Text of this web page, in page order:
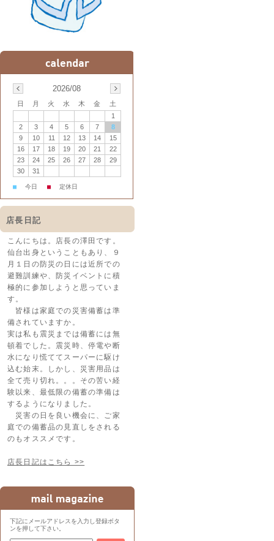
2026/08
日 月 火 水 木 金
土
1
2
3 4 5 6 7
8
9
10 11 12 13 14
15
16
17 18 19 20 21
22
23
24 25 26 27 28
29
30
31
■ 今日 ■ 定休日
店長日記
こんにちは。店長の澤田です。
仙台出身ということもあり、９
月１日の防災の日には近所での
避難訓練や、防災イベントに積
極的に参加しようと思っていま
す。
皆様は家庭での災害備蓄は準
備されていますか。
実は私も震災までは備蓄には無
頓着でした。震災時、停電や断
水になり慌ててスーパーに駆け
込む始末。しかし、災害用品は
全て売り切れ。。。その苦い経
験以来、最低限の備蓄の準備は
するようになりました。
災害の日を良い機会に、ご家
庭での備蓄品の見直しをされる
のもオススメです。
店長日記はこちら >>
下記にメールアドレスを入力し登録ボタ
ンを押して下さい。